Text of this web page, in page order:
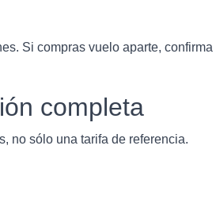
Si compras vuelo aparte,
completa
no sólo una tarifa de referencia.